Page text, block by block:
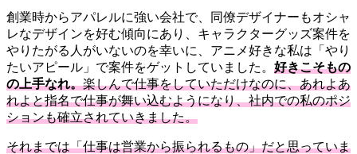
創業時からアパレルに強い会社で、同僚デザイナーもオシャ
レなデザインを好む傾向にあり、キャラクターグッズ案件を
やりたがる人がいないのを幸いに、アニメ好きな私は「やり
たいアピール」で案件をゲットしていました。 好きこそもの
の上手なれ。楽しんで仕事をしていただけなのに、あれよあ
れよと指名で仕事が舞い込むようになり、社内での私のポジ
ションも確立されていきました。
それまでは「仕事は営業から振られるもの」だと思っていま